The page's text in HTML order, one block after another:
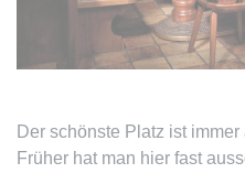
Der schönste Platz ist
Früher hat man hier fast